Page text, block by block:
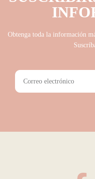
Obtenga toda la información